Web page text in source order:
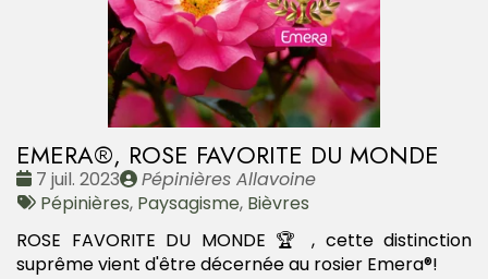
EMERA®, ROSE FAVORITE DU MONDE
Date
:
7 juil. 2023
Publié
par
Pépinières Allavoine
Tags
Pépinières, Paysagisme, Bièvres
ROSE FAVORITE DU MONDE 🏆 , cette distinction
suprême vient d'être décernée au rosier Emera®!